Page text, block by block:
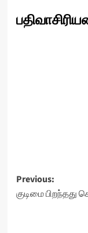
Post
Previous:
குடிமை பிறந்தது